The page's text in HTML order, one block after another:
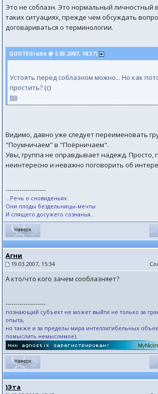
Это не соблазн. Это нормальный личностный
таких ситуациях, прежде чем обсуждать
договариваться о терминологии.
QUOTE(traite @ 5.03.2007, 18:37)
Устоять перед соблазном можно... Но как
простить? (с)
)))))
Видимо, давно уже следует переименовать
"Поумничаем" в "Поёрничаем".
Увы, группа не оправдывает надежд. Просто,
неинтересно и неважно поговорить об
--------------------
...Речь о сновиденьях.
Они плоды бездельницы-мечты
И спящего досужего сознанья...
Агни
19.03.2007, 15:34
А кто/что кого зачем сооблазняет?
--------------------
познающий субъект не может выйти не только за
опыта,
но также и за пределы мира интеллигибельных
помыслить немыслимое).
)Эта